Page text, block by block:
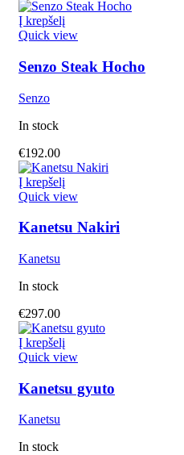
Į krepšelį
Quick view
Senzo Steak Hocho
Senzo
In stock
€192.00
Į krepšelį
Quick view
Kanetsu Nakiri
Kanetsu
In stock
€297.00
Į krepšelį
Quick view
Kanetsu gyuto
Kanetsu
In stock